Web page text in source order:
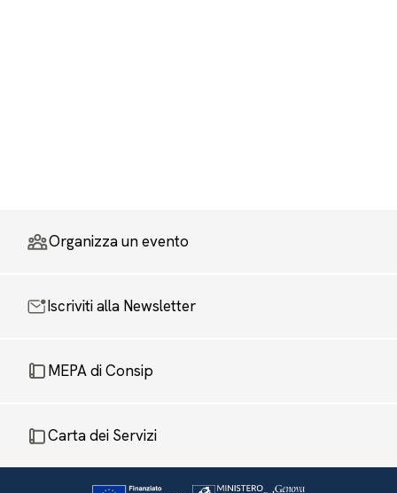
Organizza un evento
Iscriviti alla Newsletter
MEPA di Consip
Carta dei Servizi